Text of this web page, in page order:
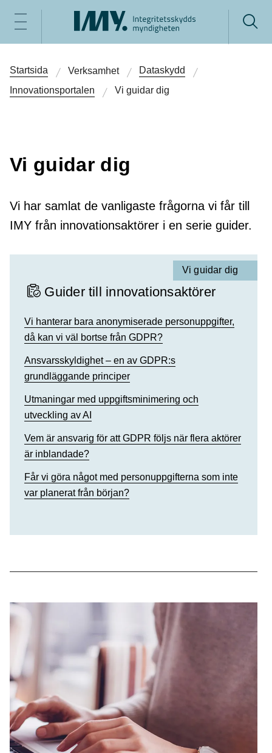
Startsida Verksamhet
Dataskydd
Innovations­portalen
Vi guidar dig
Vi guidar dig
Vi har samlat de vanligaste frågorna vi får till
IMY från innovationsaktörer i en serie guider.
Guider till innovationsaktörer
Vi guidar dig
Vi hanterar bara anonymiserade personuppgifter,
då kan vi väl bortse från GDPR?
Ansvarsskyldighet – en av GDPR:s
grundläggande principer
Utmaningar med uppgiftsminimering och
utveckling av AI
Vem är ansvarig för att GDPR följs när flera aktörer
är inblandade?
Får vi göra något med personuppgifterna som inte
var planerat från början?